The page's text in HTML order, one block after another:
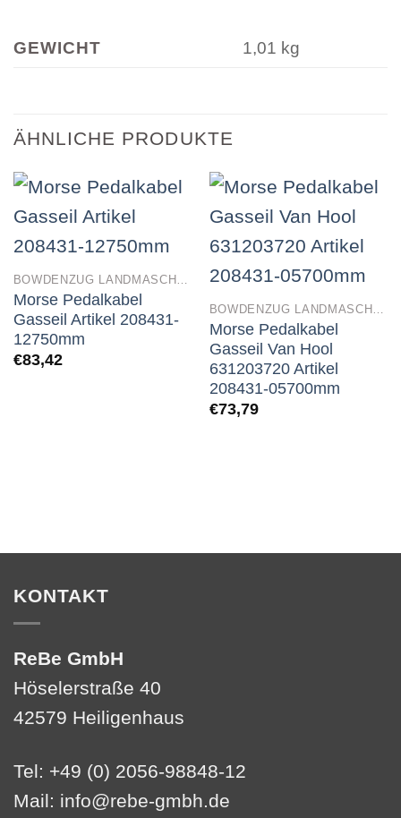
GEWICHT 1,01 kg
ÄHNLICHE PRODUKTE
BOWDENZUG LANDMASCHINEN
Morse Pedalkabel
Gasseil Artikel 208431-
12750mm
€83,42
BOWDENZUG LANDMASCHINEN
Morse Pedalkabel
Gasseil Van Hool
631203720 Artikel
208431-05700mm
€73,79
KONTAKT
ReBe GmbH
Höselerstraße 40
42579 Heiligenhaus
Tel: +49 (0) 2056-98848-12
Mail: info@rebe-gmbh.de